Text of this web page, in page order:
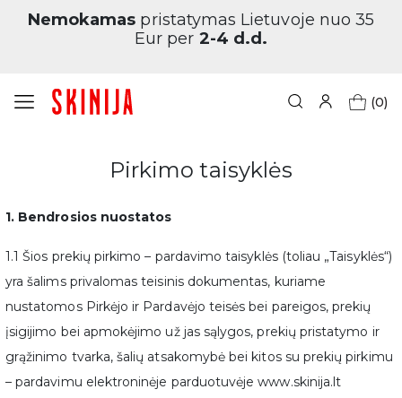
Nemokamas pristatymas Lietuvoje nuo 35
Eur per 2-4 d.d.
(0)
Pagrindinis Pirkimo taisyklės
Pirkimo taisyklės
1. Bendrosios nuostatos
1.1 Šios prekių pirkimo – pardavimo taisyklės (toliau „Taisyklės“)
yra šalims privalomas teisinis dokumentas, kuriame
nustatomos Pirkėjo ir Pardavėjo teisės bei pareigos, prekių
įsigijimo bei apmokėjimo už jas sąlygos, prekių pristatymo ir
grąžinimo tvarka, šalių atsakomybė bei kitos su prekių pirkimu
– pardavimu elektroninėje parduotuvėje www.skinija.lt